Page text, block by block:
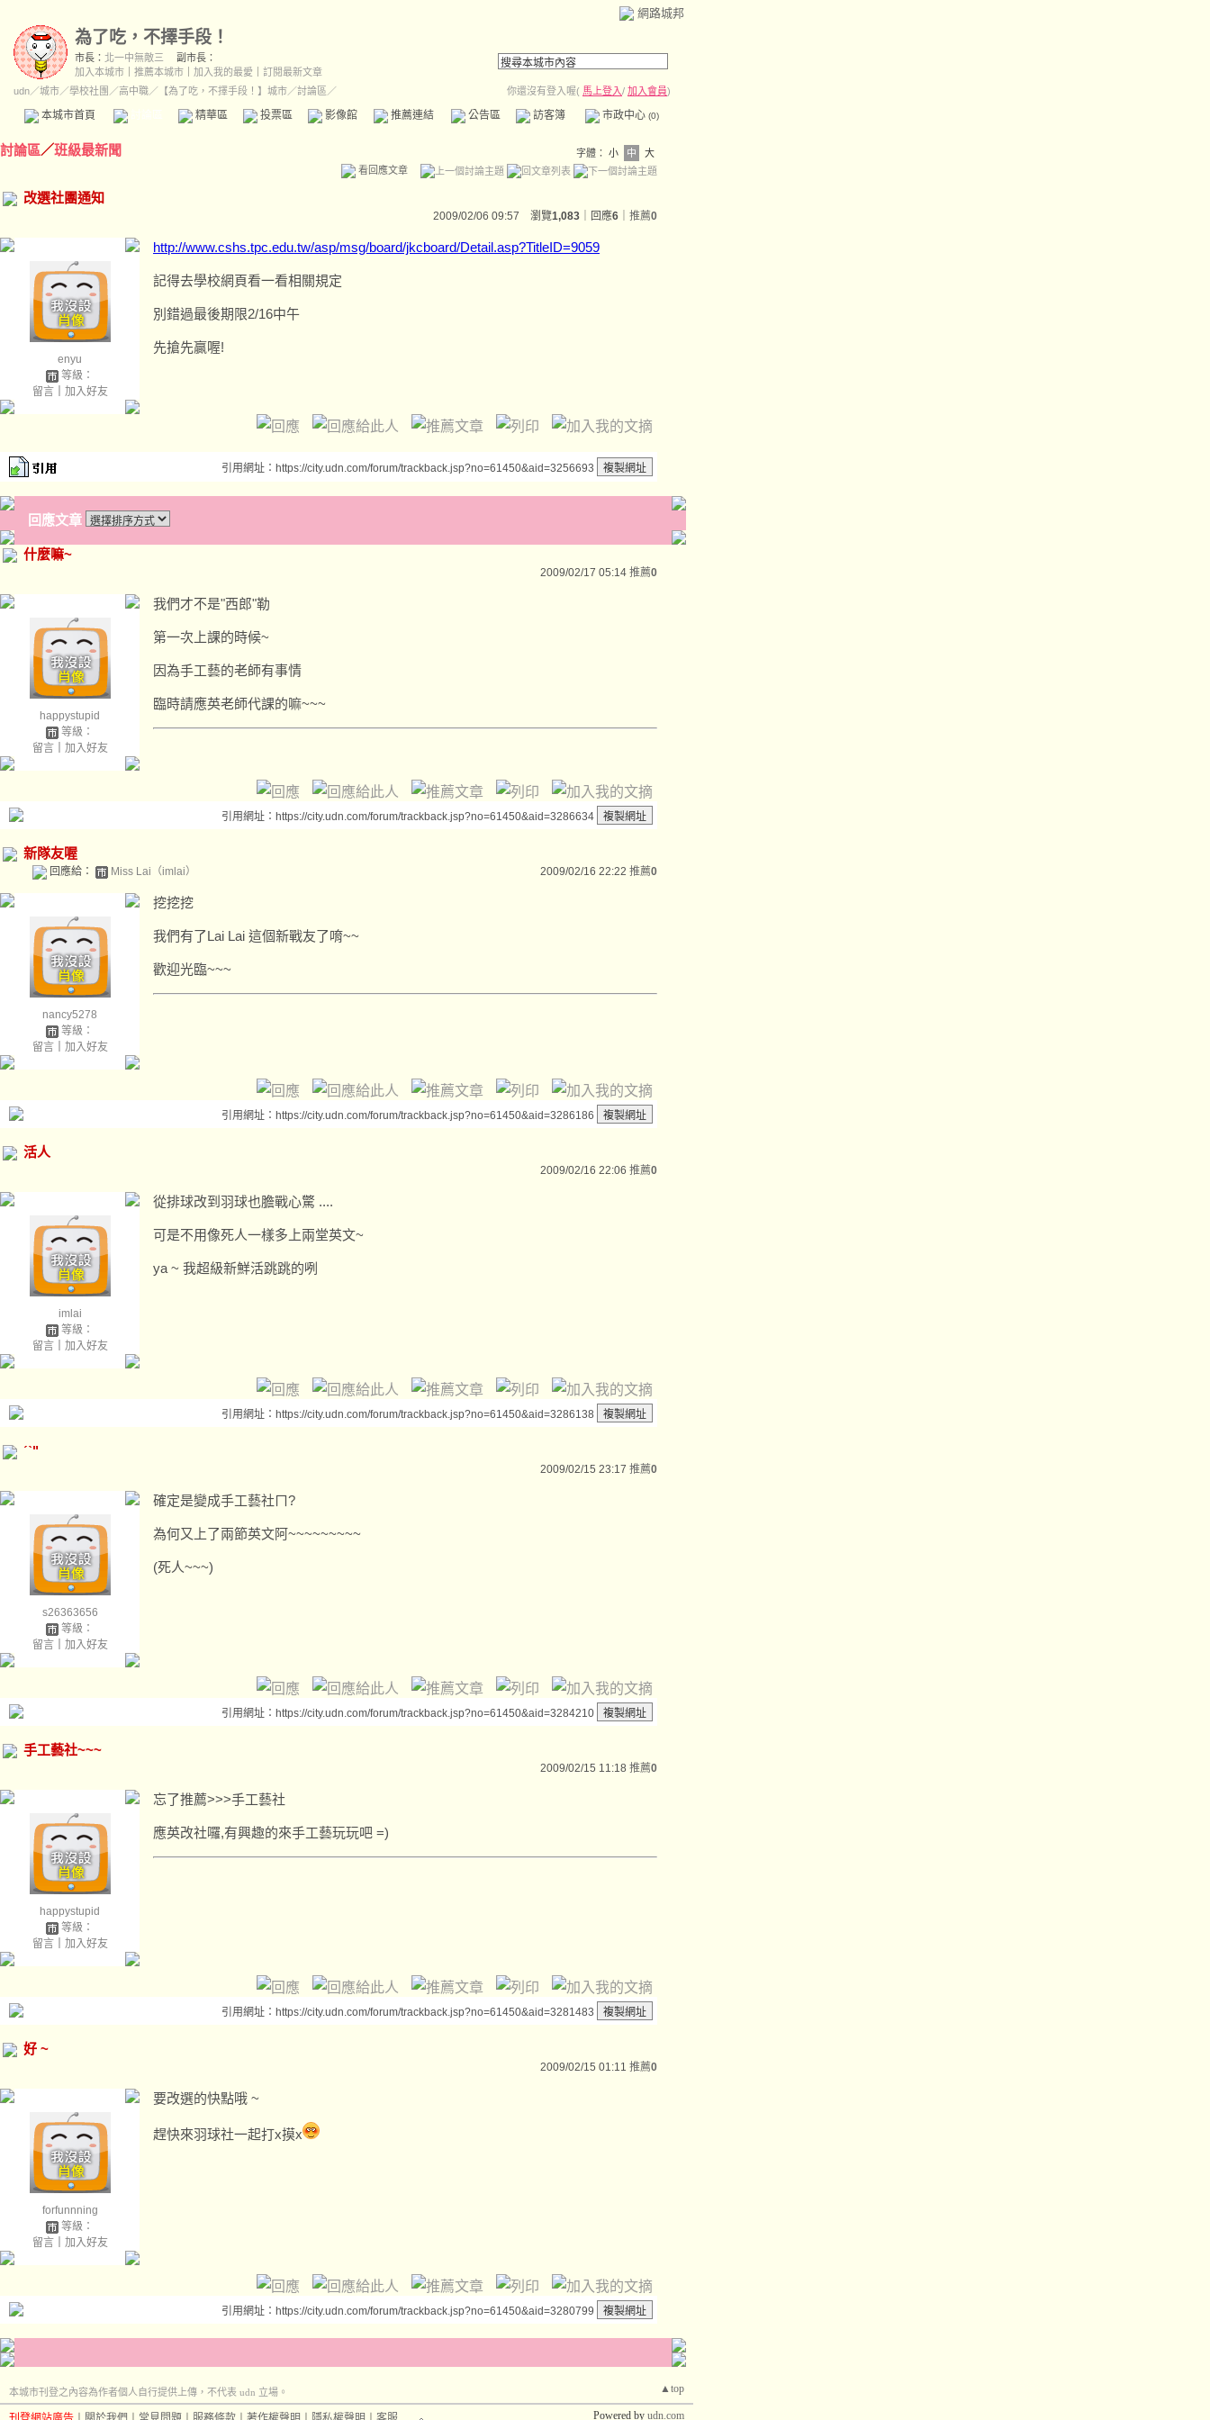
網路城邦
為了吃，不擇手段！
市長： 北一中無敵三
副市長：
加入本城市
推薦本城市 加入我的最愛
訂閱最新文章
udn／城市／學校社團 ／高中職／ 【為了吃，不擇手段！】城市／討論區／ 你還沒有登入喔( 馬上登入/ 加入會員)
本城市首頁 精華區 投票區 影像館 推薦連結 公告區 訪客簿 市政中心 (0)
討論區／班級最新聞 字體： 小 中
大
看回應文章
改選社團通知
2009/02/06 09:57 瀏覽1,083 ｜回應6 推薦0
enyu
等級：
留言｜ 加入好友
http://www.cshs.tpc.edu.tw/asp/msg/board/jkcboard/Detail.asp?TitleID=9059
記得去學校網頁看一看相關規定
別錯過最後期限2/16中午
先搶先贏喔!
引用網址：https://city.udn.com/forum/trackback.jsp?no=61450&aid=3256693
回應文章
什麼嘛~
2009/02/17 05:14 推薦0
happystupid
等級：
留言｜ 加入好友
我們才不是"西郎"勒
第一次上課的時候~
因為手工藝的老師有事情
臨時請應英老師代課的嘛~~~
引用網址：https://city.udn.com/forum/trackback.jsp?no=61450&aid=3286634
新隊友喔
回應給： Miss Lai（imlai） 2009/02/16 22:22 推薦0
nancy5278
等級：
留言｜ 加入好友
挖挖挖
我們有了Lai Lai 這個新戰友了唷~~
歡迎光臨~~~
引用網址：https://city.udn.com/forum/trackback.jsp?no=61450&aid=3286186
活人
2009/02/16 22:06 推薦0
imlai
等級：
留言｜ 加入好友
從排球改到羽球也膽戰心驚 ....
可是不用像死人一樣多上兩堂英文~
ya ~ 我超級新鮮活跳跳的咧
引用網址：https://city.udn.com/forum/trackback.jsp?no=61450&aid=3286138
ˊˋ"
2009/02/15 23:17 推薦0
s26363656
等級：
留言｜ 加入好友
確定是變成手工藝社ㄇ?
為何又上了兩節英文阿~~~~~~~~~
(死人~~~)
引用網址：https://city.udn.com/forum/trackback.jsp?no=61450&aid=3284210
手工藝社~~~
2009/02/15 11:18 推薦0
happystupid
等級：
留言｜ 加入好友
忘了推薦>>>手工藝社
應英改社囉,有興趣的來手工藝玩玩吧 =)
引用網址：https://city.udn.com/forum/trackback.jsp?no=61450&aid=3281483
好 ~
2009/02/15 01:11 推薦0
forfunnning
等級：
留言｜ 加入好友
要改選的快點哦 ~
趕快來羽球社一起打x摸x
引用網址：https://city.udn.com/forum/trackback.jsp?no=61450&aid=3280799
▲top
本城市刊登之內容為作者個人自行提供上傳，不代表 udn 立場。
Powered by udn.com